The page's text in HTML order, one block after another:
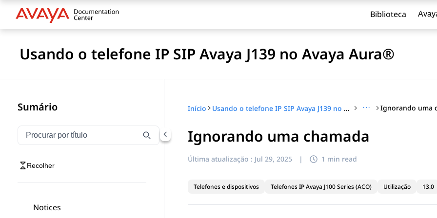
Biblioteca
Usando o telefone IP SIP Avaya J139 no Avaya Aura®
Sumário
Filtrar navegação por título
Digite para filtrar itens de navegação por título
Recolher
Notices
Início Usando o telefone IP SIP Avaya J139 no Avaya Aura® ··· Ignorando uma
Ignorando uma chamada
Última atualização : Jul 29, 2025 | 1 min read
Telefones e dispositivos Telefones IP Avaya J100 Series (ACO) Utilização 13.0